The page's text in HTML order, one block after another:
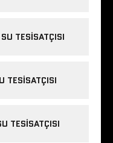
TESISATÇISI
TESISATÇISI
TESISATÇISI